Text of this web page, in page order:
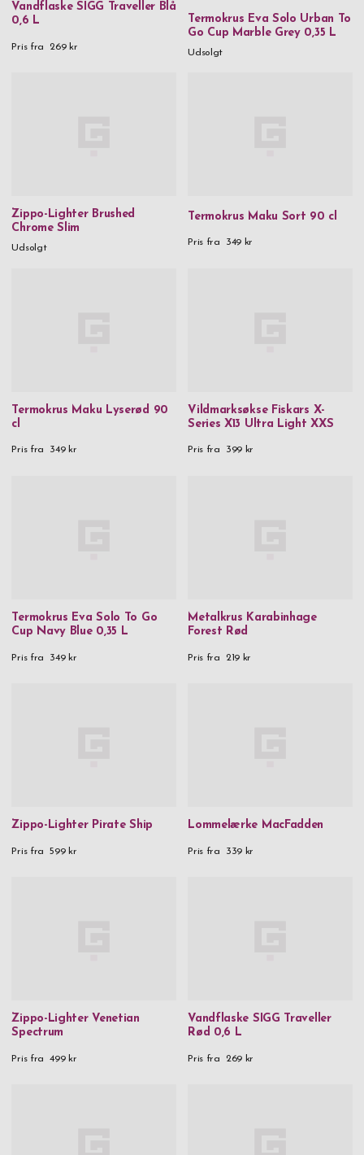
Vandflaske SIGG Traveller Blå
0,6 L
Pris fra 269 kr
Termokrus Eva Solo Urban To
Go Cup Marble Grey 0,35 L
Udsolgt
Zippo-Lighter Brushed
Chrome Slim
Udsolgt
Termokrus Maku Sort 90 cl
Pris fra 349 kr
Termokrus Maku Lyserød 90
cl
Pris fra 349 kr
Vildmarksøkse Fiskars X-
Series X13 Ultra Light XXS
Pris fra 399 kr
Termokrus Eva Solo To Go
Cup Navy Blue 0,35 L
Pris fra 349 kr
Metalkrus Karabinhage
Forest Rød
Pris fra 219 kr
Zippo-Lighter Pirate Ship
Pris fra 599 kr
Lommelærke MacFadden
Pris fra 339 kr
Zippo-Lighter Venetian
Spectrum
Pris fra 499 kr
Vandflaske SIGG Traveller
Rød 0,6 L
Pris fra 269 kr